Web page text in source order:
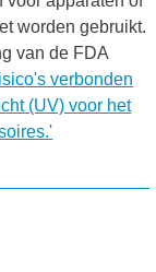
worden gebruikt.
van de FDA
verbonden
(UV) voor het